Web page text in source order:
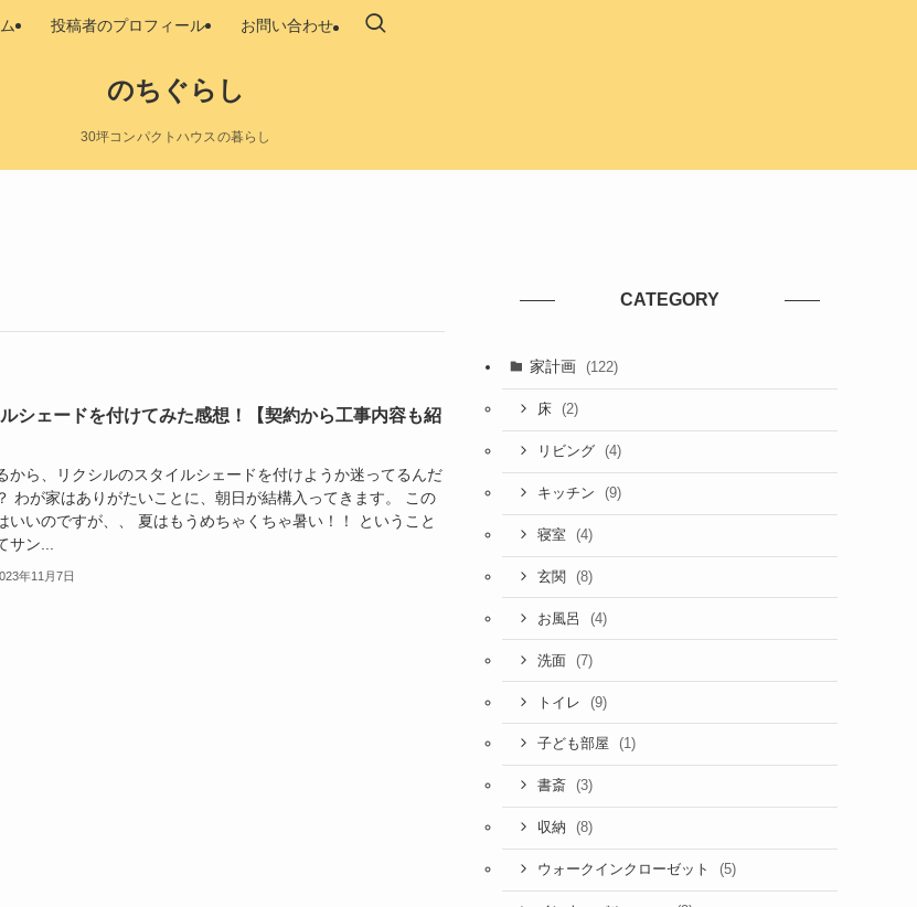
のちぐらし
30坪コンパクトハウスの暮らし
投稿者のプロフィール お問い合わせ
シェードを付けてみた感想！【契約から工事内容も紹
から、リクシルのスタイルシェードを付けようか迷ってるんだ
わが家はありがたいことに、朝日が結構入ってきます。 この
いいのですが、、 夏はもうめちゃくちゃ暑い！！ ということ
サン...
年11月7日
CATEGORY
家計画 (122)
床 (2)
リビング (4)
キッチン (9)
寝室 (4)
玄関 (8)
お風呂 (4)
洗面 (7)
トイレ (9)
子ども部屋 (1)
書斎 (3)
収納 (8)
ウォークインクローゼット (5)